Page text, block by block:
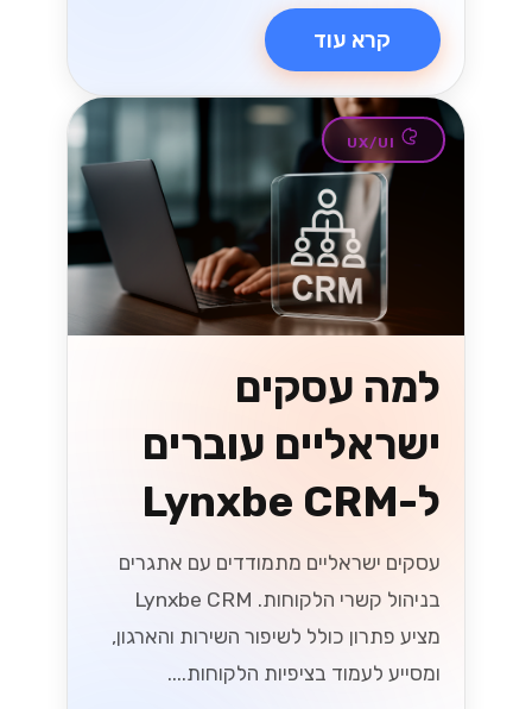
קרא עוד
UX/UI
למה עסקים
ישראליים עוברים
ל-Lynxbe CRM
עסקים ישראליים מתמודדים עם אתגרים
בניהול קשרי הלקוחות. Lynxbe CRM
מציע פתרון כולל לשיפור השירות והארגון,
ומסייע לעמוד בציפיות הלקוחות....